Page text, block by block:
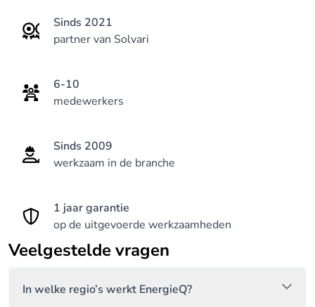
Sinds 2021
partner van Solvari
6-10
medewerkers
Sinds 2009
werkzaam in de branche
1 jaar garantie
op de uitgevoerde werkzaamheden
Veelgestelde vragen
In welke regio’s werkt EnergieQ?